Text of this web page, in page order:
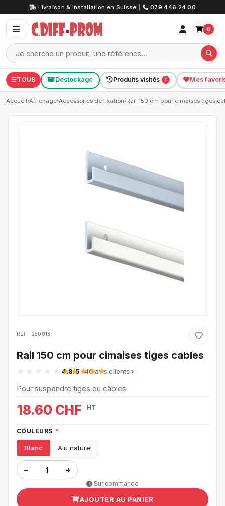
Livraison & installation en Suisse 079 446 24 00
0
TOUS Destockage Produits visités 1 Mes
Accueil›Affichage›Accessoires de fixation›Rail 150 cm pour cimaises tiges
RÉF : 250013
Rail 150 cm pour cimaises tiges cables
4.8/5· 40 avis clients
Pour suspendre tiges ou câbles
18.60 CHF HT
COULEURS *
Blanc Alu naturel
− +
Sur commande
AJOUTER AU PANIER